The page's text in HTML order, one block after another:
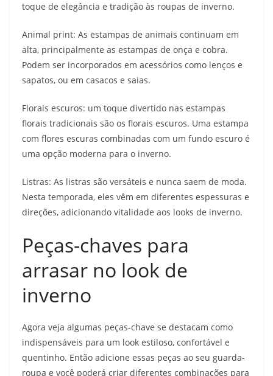
toque de elegância e tradição às roupas de inverno.
Animal print: As estampas de animais continuam em
alta, principalmente as estampas de onça e cobra.
Podem ser incorporados em acessórios como lenços e
sapatos, ou em casacos e saias.
Florais escuros: um toque divertido nas estampas
florais tradicionais são os florais escuros. Uma estampa
com flores escuras combinadas com um fundo escuro é
uma opção moderna para o inverno.
Listras: As listras são versáteis e nunca saem de moda.
Nesta temporada, eles vêm em diferentes espessuras e
direções, adicionando vitalidade aos looks de inverno.
Peças-chaves para
arrasar no look de
inverno
Agora veja algumas peças-chave se destacam como
indispensáveis ​​para um look estiloso, confortável e
quentinho. Então adicione essas peças ao seu guarda-
roupa e você poderá criar diferentes combinações para